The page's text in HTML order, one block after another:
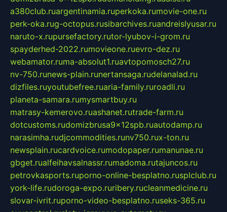
a380club.ruargentinamia.ruperkoka.rumovie-one.ru
perk-oka.rug-octopus.rusibarchives.ruandreislyusar.ru
naruto-x.rupursefactory.rutor-lyubov-i-grom.ru
spayderhed-2022.rumovieone.ruevro-dez.ru
webamator.ruma-absolut1.ruavtopomosch27.ru
nv-750.runews-plain.runertansaga.rudelanalad.ru
dizfiles.ruyoutubefree.ruaria-family.ruroadli.ru
planeta-samara.rumysmartbuy.ru
matrasy-kemerovo.ruashanet.rutrade-farm.ru
dotcustoms.rudomizbrusa9x12spb.ruautodamp.ru
narasimha.rudjcommodities.runv750.rux-ton.ru
newsplain.rucardvoice.rumodopaper.rumanunae.ru
gbget.rualfeihavsalnassr.rumadoma.rutajuncos.ru
petrovkasports.ruporno-online-besplatno.rusplclub.ru
york-life.rudoroga-expo.ruribery.rucleanmedicine.ru
slovar-ivrit.ruporno-video-besplatno.ruseks-365.ru